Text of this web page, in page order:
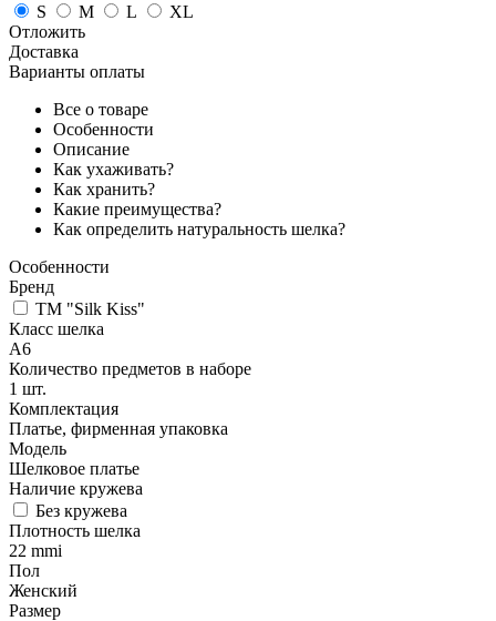
S
M L
XL
Отложить
Доставка
Варианты оплаты
Все о товаре
Особенности
Описание
Как ухаживать?
Как хранить?
Какие преимущества?
Как определить натуральность шелка?
Особенности
Бренд
TM "Silk Kiss"
Класс шелка
A6
Количество предметов в наборе
1 шт.
Комплектация
Платье, фирменная упаковка
Модель
Шелковое платье
Наличие кружева
Без кружева
Плотность шелка
22 mmi
Пол
Женский
Размер